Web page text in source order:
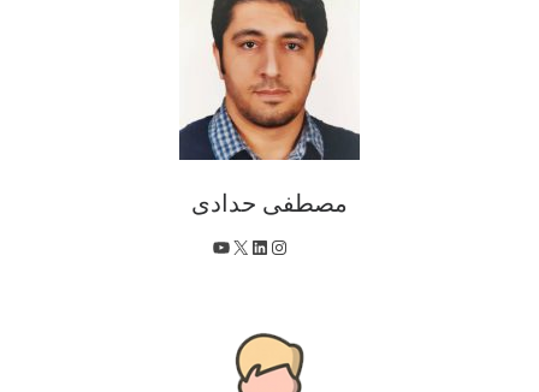
مصطفی حدادی
اینستاگرم
لینکداین
X یوتیوب